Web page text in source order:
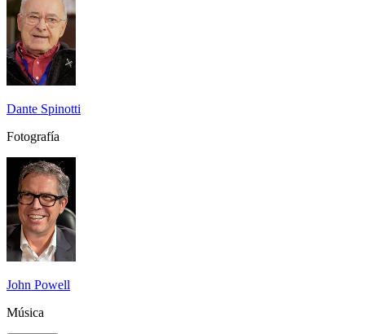
Dante Spinotti
Fotografía
John Powell
Música